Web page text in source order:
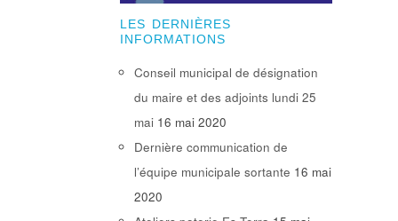
LES DERNIÈRES
INFORMATIONS
Conseil municipal de désignation
du maire et des adjoints lundi 25
mai 16 mai 2020
Dernière communication de
l’équipe municipale sortante 16 mai
2020